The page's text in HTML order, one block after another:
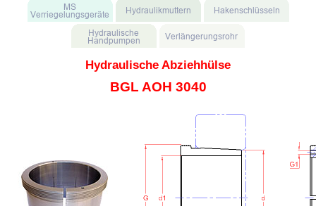
Hydraulische Abziehhülse
BGL AOH 3040